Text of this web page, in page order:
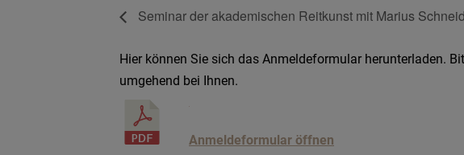
Seminar der akademischen Reitkunst mit Marius
Hier können Sie sich das Anmeldeformular herunterladen.
umgehend bei Ihnen.
Anmeldeformular öffnen